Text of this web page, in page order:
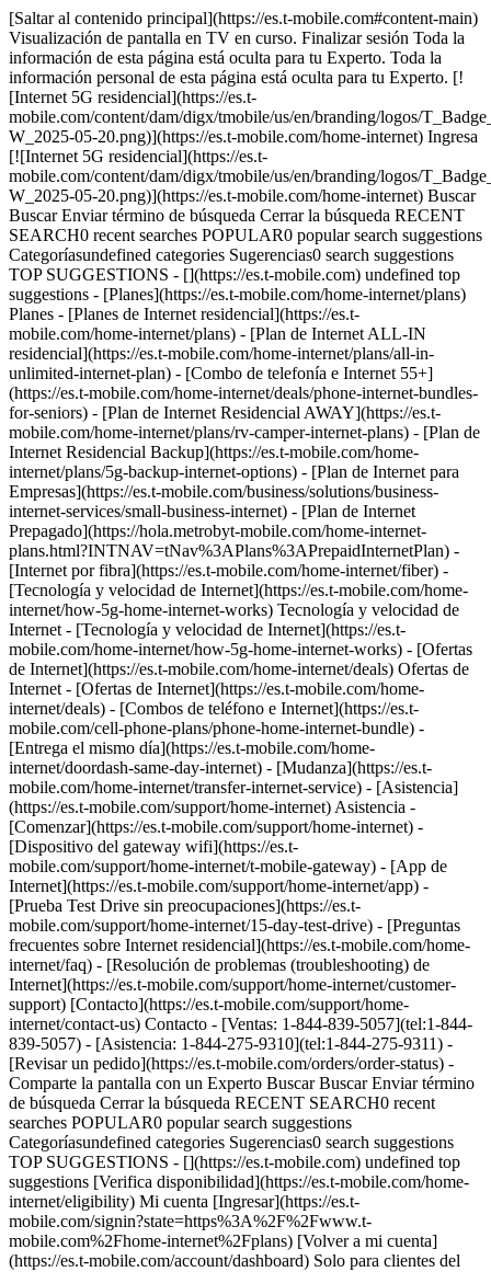
[Saltar al contenido principal](https://es.t-mobile.com#content-main)
Visualización de pantalla en TV en curso. Finalizar sesión Toda la
información de esta página está oculta para tu Experto. Toda la
información personal de esta página está oculta para tu Experto. [!
[Internet 5G residencial](https://es.t-
mobile.com/content/dam/digx/tmobile/us/en/branding/logos/
W_2025-05-20.png)](https://es.t-mobile.com/home-internet) Ingresa
[![Internet 5G residencial](https://es.t-
mobile.com/content/dam/digx/tmobile/us/en/branding/logos/
W_2025-05-20.png)](https://es.t-mobile.com/home-internet) Buscar
Buscar Enviar término de búsqueda Cerrar la búsqueda RECENT
SEARCH0 recent searches POPULAR0 popular search suggestions
Categoríasundefined categories Sugerencias0 search suggestions
TOP SUGGESTIONS - [](https://es.t-mobile.com) undefined top
suggestions - [Planes](https://es.t-mobile.com/home-internet/plans)
Planes - [Planes de Internet residencial](https://es.t-
mobile.com/home-internet/plans) - [Plan de Internet ALL-IN
residencial](https://es.t-mobile.com/home-internet/plans/all-in-
unlimited-internet-plan) - [Combo de telefonía e Internet 55+]
(https://es.t-mobile.com/home-internet/deals/phone-internet-bundles-
for-seniors) - [Plan de Internet Residencial AWAY](https://es.t-
mobile.com/home-internet/plans/rv-camper-internet-plans) - [Plan de
Internet Residencial Backup](https://es.t-mobile.com/home-
internet/plans/5g-backup-internet-options) - [Plan de Internet para
Empresas](https://es.t-mobile.com/business/solutions/business-
internet-services/small-business-internet) - [Plan de Internet
Prepagado](https://hola.metrobyt-mobile.com/home-internet-
plans.html?INTNAV=tNav%3APlans%3APrepaidInternetPlan) -
[Internet por fibra](https://es.t-mobile.com/home-internet/fiber) -
[Tecnología y velocidad de Internet](https://es.t-mobile.com/home-
internet/how-5g-home-internet-works) Tecnología y velocidad de
Internet - [Tecnología y velocidad de Internet](https://es.t-
mobile.com/home-internet/how-5g-home-internet-works) - [Ofertas
de Internet](https://es.t-mobile.com/home-internet/deals) Ofertas de
Internet - [Ofertas de Internet](https://es.t-mobile.com/home-
internet/deals) - [Combos de teléfono e Internet](https://es.t-
mobile.com/cell-phone-plans/phone-home-internet-bundle) -
[Entrega el mismo día](https://es.t-mobile.com/home-
internet/doordash-same-day-internet) - [Mudanza](https://es.t-
mobile.com/home-internet/transfer-internet-service) - [Asistencia]
(https://es.t-mobile.com/support/home-internet) Asistencia -
[Comenzar](https://es.t-mobile.com/support/home-internet) -
[Dispositivo del gateway wifi](https://es.t-
mobile.com/support/home-internet/t-mobile-gateway) - [App de
Internet](https://es.t-mobile.com/support/home-internet/app) -
[Prueba Test Drive sin preocupaciones](https://es.t-
mobile.com/support/home-internet/15-day-test-drive) - [Preguntas
frecuentes sobre Internet residencial](https://es.t-mobile.com/home-
internet/faq) - [Resolución de problemas (troubleshooting) de
Internet](https://es.t-mobile.com/support/home-internet/customer-
support) [Contacto](https://es.t-mobile.com/support/home-
internet/contact-us) Contacto - [Ventas: 1-844-839-5057](tel:1-844-
839-5057) - [Asistencia: 1-844-275-9310](tel:1-844-275-9311) -
[Revisar un pedido](https://es.t-mobile.com/orders/order-status) -
Comparte la pantalla con un Experto Buscar Buscar Enviar término
de búsqueda Cerrar la búsqueda RECENT SEARCH0 recent
searches POPULAR0 popular search suggestions
Categoríasundefined categories Sugerencias0 search suggestions
TOP SUGGESTIONS - [](https://es.t-mobile.com) undefined top
suggestions [Verifica disponibilidad](https://es.t-mobile.com/home-
internet/eligibility) Mi cuenta [Ingresar](https://es.t-
mobile.com/signin?state=https%3A%2F%2Fwww.t-
mobile.com%2Fhome-internet%2Fplans) [Volver a mi cuenta]
(https://es.t-mobile.com/account/dashboard) Solo para clientes del